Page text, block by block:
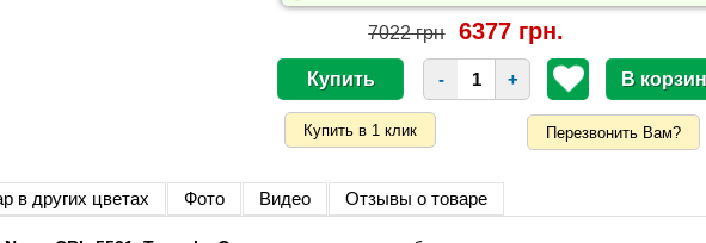
7022 грн 6377 грн.
- +
Перезвонить Вам?
в других цветах Фото Видео Отзывы о товаре